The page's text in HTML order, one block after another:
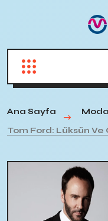
Ana Sayfa
Tom Ford: Lüksün